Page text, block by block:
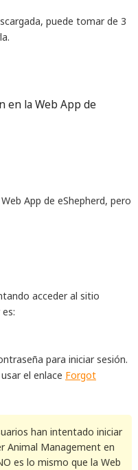
puede tomar de 3
en la Web App de
App de eShepherd, pero
acceder al sitio
para iniciar sesión.
el enlace Forgot
han intentado iniciar
Animal Management en
es lo mismo que la Web